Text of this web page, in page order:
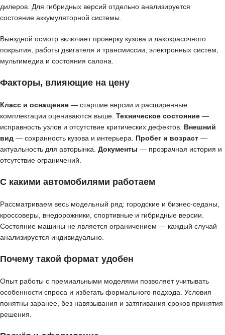
дилеров. Для гибридных версий отдельно анализируется
состояние аккумуляторной системы.
Выездной осмотр включает проверку кузова и лакокрасочного
покрытия, работы двигателя и трансмиссии, электронных систем,
мультимедиа и состояния салона.
Факторы, влияющие на цену
Класс и оснащение — старшие версии и расширенные
комплектации оцениваются выше. Техническое состояние —
исправность узлов и отсутствие критических дефектов. Внешний
вид — сохранность кузова и интерьера. Пробег и возраст —
актуальность для авторынка. Документы — прозрачная история и
отсутствие ограничений.
С какими автомобилями работаем
Рассматриваем весь модельный ряд: городские и бизнес-седаны,
кроссоверы, внедорожники, спортивные и гибридные версии.
Состояние машины не является ограничением — каждый случай
анализируется индивидуально.
Почему такой формат удобен
Опыт работы с премиальными моделями позволяет учитывать
особенности спроса и избегать формального подхода. Условия
понятны заранее, без навязывания и затягивания сроков принятия
решения.